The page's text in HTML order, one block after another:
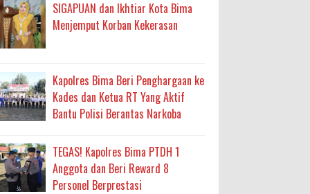
Layanan Berjalan Bertahap
Bantuan BSPS
2027 ke BPJN NTB
Pelaksanaan APBD Kota Bima
Kepercayaan Rakyat Landasan Utama
SIGAPUAN dan Ikhtiar Kota Bima
Menjemput Korban Kekerasan
Kapolres Bima Beri Penghargaan ke
Kades dan Ketua RT Yang Aktif
Bantu Polisi Berantas Narkoba
TEGAS! Kapolres Bima PTDH 1
Anggota dan Beri Reward 8
Personel Berprestasi